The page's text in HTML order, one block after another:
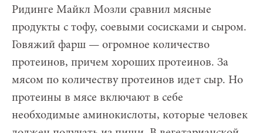
Ридинге Майкл Мозли сравнил мясные
продукты с тофу, соевыми сосисками и сыром.
Говяжий фарш — огромное количество
протеинов, причем хороших протеинов. За
мясом по количеству протеинов идет сыр. Но
протеины в мясе включают в себе
необходимые аминокислоты, которые человек